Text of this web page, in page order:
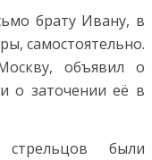
брату Ивану, в
самостоятельно.
объявил о
о заточении её в
были